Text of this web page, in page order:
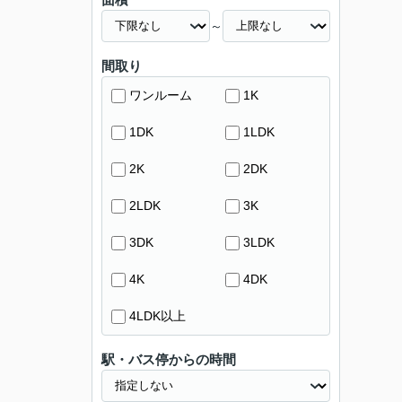
～
間取り
ワンルーム 1K
1DK 1LDK
2K 2DK
2LDK 3K
3DK 3LDK
4K 4DK
4LDK以上
駅・バス停からの時間